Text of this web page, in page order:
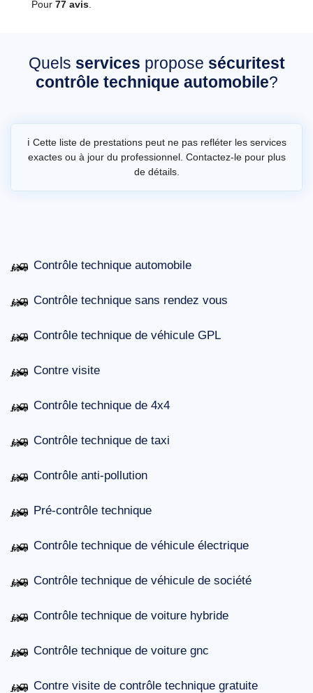
Pour 77 avis
Quels services propose sécuritest
contrôle technique automobile?
ℹ️ Cette liste de prestations peut ne pas refléter les services
exactes ou à jour du professionnel. Contactez-le pour plus
de détails.
Contrôle technique automobile
Contrôle technique sans rendez vous
Contrôle technique de véhicule GPL
Contre visite
Contrôle technique de 4x4
Contrôle technique de taxi
Contrôle anti-pollution
Pré-contrôle technique
Contrôle technique de véhicule électrique
Contrôle technique de véhicule de société
Contrôle technique de voiture hybride
Contrôle technique de voiture gnc
Contre visite de contrôle technique gratuite